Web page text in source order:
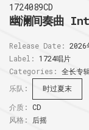
1724089CD
幽澜间奏曲
Release Date: 2026
Label:
1724唱片
Categories: 全长专
乐队:
时过夏末
介质: CD
风格:
后摇